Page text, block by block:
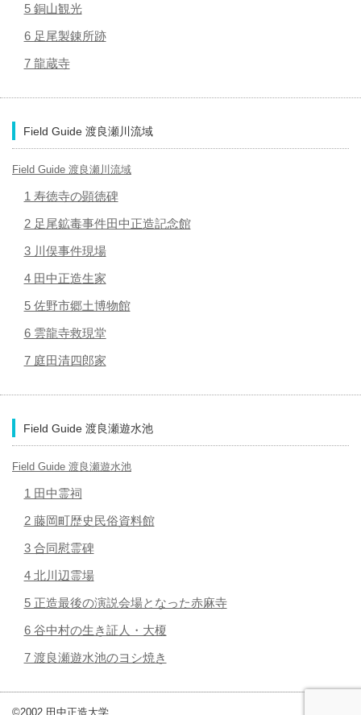
5 銅山観光
6 足尾製錬所跡
7 龍蔵寺
Field Guide 渡良瀬川流域
Field Guide 渡良瀬川流域
1 寿徳寺の顕徳碑
2 足尾鉱毒事件田中正造記念館
3 川俣事件現場
4 田中正造生家
5 佐野市郷土博物館
6 雲龍寺救現堂
7 庭田清四郎家
Field Guide 渡良瀬遊水池
Field Guide 渡良瀬遊水池
1 田中霊祠
2 藤岡町歴史民俗資料館
3 合同慰霊碑
4 北川辺霊場
5 正造最後の演説会場となった赤麻寺
6 谷中村の生き証人・大榎
7 渡良瀬遊水池のヨシ焼き
©2002 田中正造大学